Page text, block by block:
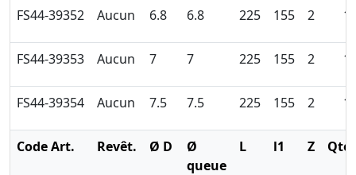
FS44-39352 Aucun 6.8 6.8 225 155 2 1
FS44-39353 Aucun 7 7 225 155 2 1
FS44-39354 Aucun 7.5 7.5 225 155 2 1
Code Art. Revêt. Ø D
Ø
queue
L l1 Z Qté